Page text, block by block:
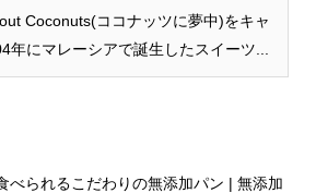
Coconuts(ココナッツに夢中)をキャ
年にマレーシアで誕生したスイーツ...
べられるこだわりの無添加パン | 無添加